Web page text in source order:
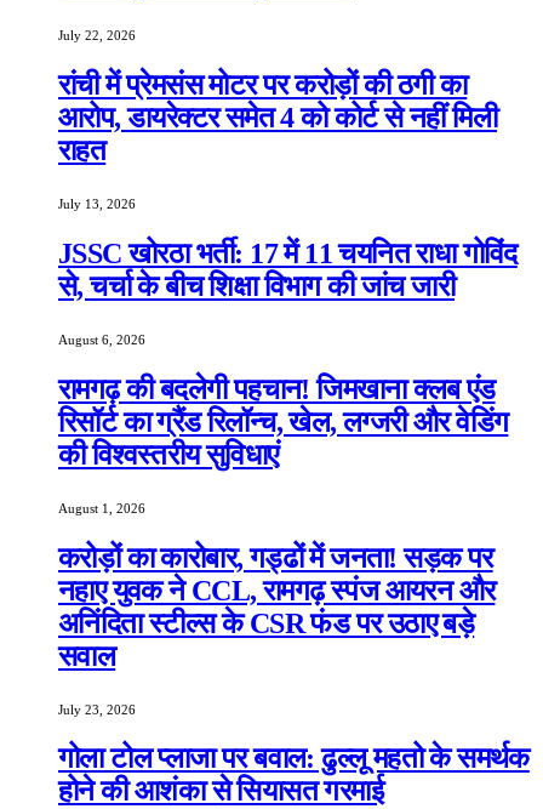
July 22, 2026
रांची में प्रेमसंस मोटर पर करोड़ों की ठगी का
आरोप, डायरेक्टर समेत 4 को कोर्ट से नहीं मिली
राहत
July 13, 2026
JSSC खोरठा भर्ती: 17 में 11 चयनित राधा गोविंद
से, चर्चा के बीच शिक्षा विभाग की जांच जारी
August 6, 2026
रामगढ़ की बदलेगी पहचान! जिमखाना क्लब एंड
रिसॉर्ट का ग्रैंड रिलॉन्च, खेल, लग्जरी और वेडिंग
की विश्वस्तरीय सुविधाएं
August 1, 2026
करोड़ों का कारोबार, गड्ढों में जनता! सड़क पर
नहाए युवक ने CCL, रामगढ़ स्पंज आयरन और
अनिंदिता स्टील्स के CSR फंड पर उठाए बड़े
सवाल
July 23, 2026
गोला टोल प्लाजा पर बवाल: ढुल्लू महतो के समर्थक
होने की आशंका से सियासत गरमाई